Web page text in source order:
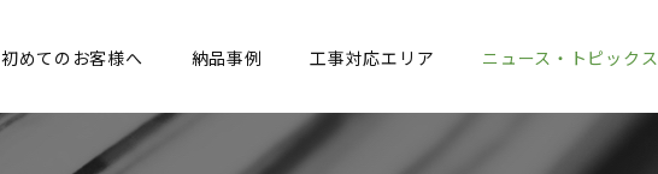
初めてのお客様へ 納品事例 工事対応エリア ニュース・トピックス